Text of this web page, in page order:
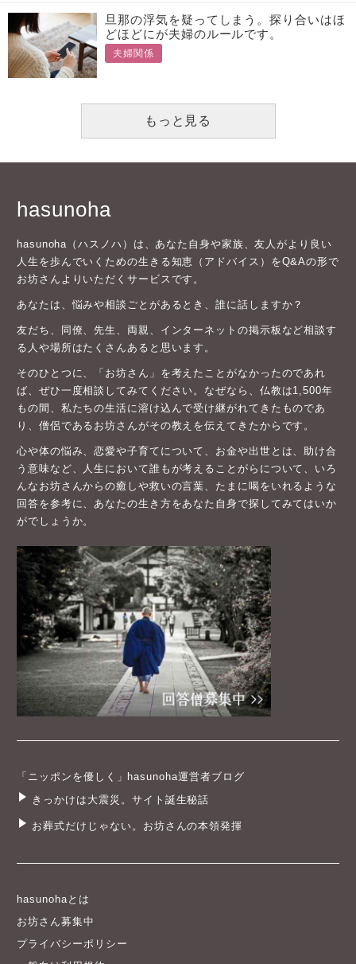
旦那の浮気を疑ってしまう。探り合いはほ
どほどにが夫婦のルールです。
夫婦関係
もっと見る
hasunoha
hasunoha（ハスノハ）は、あなた自身や家族、友人がより良い
人生を歩んでいくための生きる知恵（アドバイス）をQ&Aの形で
お坊さんよりいただくサービスです。
あなたは、悩みや相談ごとがあるとき、誰に話しますか？
友だち、同僚、先生、両親、インターネットの掲示板など相談す
る人や場所はたくさんあると思います。
そのひとつに、「お坊さん」を考えたことがなかったのであれ
ば、ぜひ一度相談してみてください。なぜなら、仏教は1,500年
もの間、私たちの生活に溶け込んで受け継がれてきたものであ
り、僧侶であるお坊さんがその教えを伝えてきたからです。
心や体の悩み、恋愛や子育てについて、お金や出世とは、助け合
う意味など、人生において誰もが考えることがらについて、いろ
んなお坊さんからの癒しや救いの言葉、たまに喝をいれるような
回答を参考に、あなたの生き方をあなた自身で探してみてはいか
がでしょうか。
「ニッポンを優しく」hasunoha運営者ブログ
きっかけは大震災。サイト誕生秘話
お葬式だけじゃない。お坊さんの本領発揮
hasunohaとは
お坊さん募集中
プライバシーポリシー